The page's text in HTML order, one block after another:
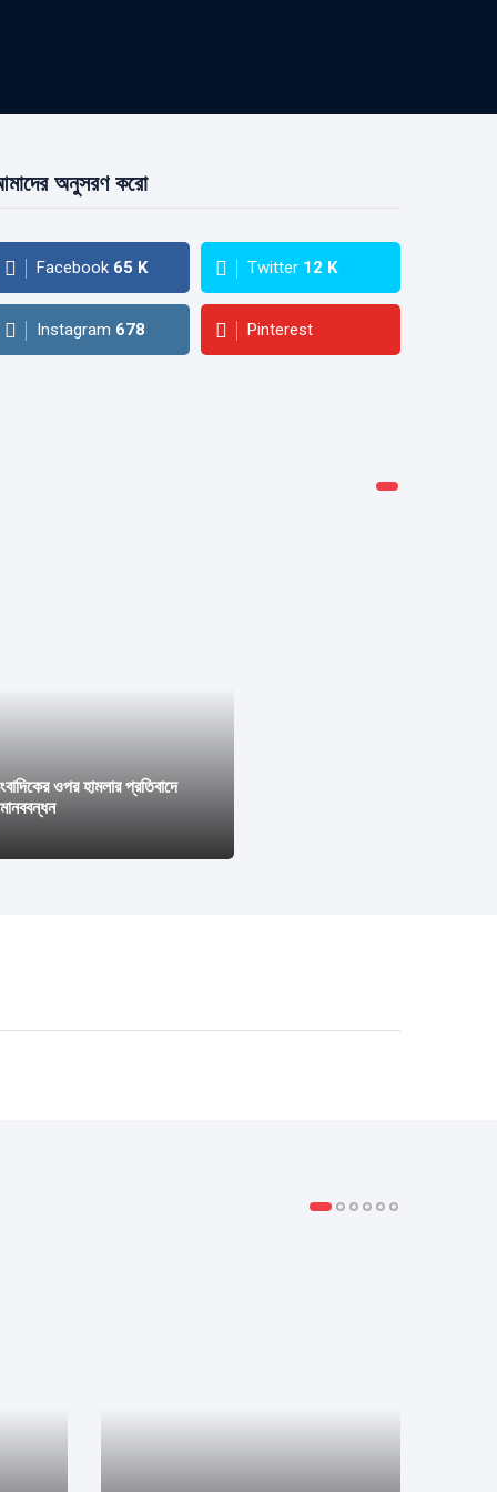
অনুসরণ করো
Facebook 65 K Twitter 12 K
Instagram 678 Pinterest
ওপর হামলার প্রতিবাদে